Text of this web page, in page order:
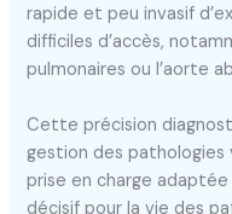
rapide et peu invasif
difficiles d’accès,
pulmonaires ou l’aorte
Cette précision
gestion des pathologies
prise en charge
décisif pour la vie des